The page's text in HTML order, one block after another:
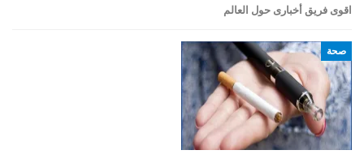
اقوى فريق أخبارى حول العالم
صحة